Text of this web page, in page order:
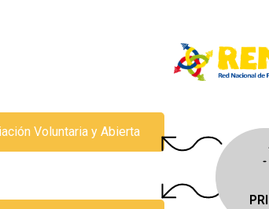
Voluntaria y Abierta